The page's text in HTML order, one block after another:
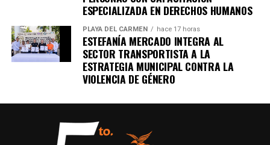
ESPECIALIZADA EN DERECHOS HUMANOS
PLAYA DEL CARMEN hace 17 horas
ESTEFANÍA MERCADO INTEGRA AL
SECTOR TRANSPORTISTA A LA
ESTRATEGIA MUNICIPAL CONTRA LA
VIOLENCIA DE GÉNERO